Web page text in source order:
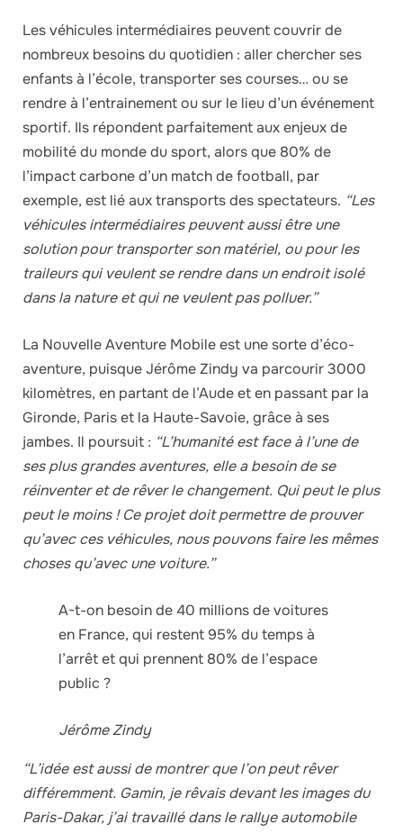
Les véhicules intermédiaires peuvent couvrir de
nombreux besoins du quotidien : aller chercher ses
enfants à l’école, transporter ses courses… ou se
rendre à l’entrainement ou sur le lieu d’un événement
sportif. Ils répondent parfaitement aux enjeux de
mobilité du monde du sport, alors que 80% de
l’impact carbone d’un match de football, par
exemple, est lié aux transports des spectateurs. “Les
véhicules intermédiaires peuvent aussi être une
solution pour transporter son matériel, ou pour les
traileurs qui veulent se rendre dans un endroit isolé
dans la nature et qui ne veulent pas polluer.”
La Nouvelle Aventure Mobile est une sorte d’éco-
aventure, puisque Jérôme Zindy va parcourir 3000
kilomètres, en partant de l’Aude et en passant par la
Gironde, Paris et la Haute-Savoie, grâce à ses
jambes. Il poursuit : “L’humanité est face à l’une de
ses plus grandes aventures, elle a besoin de se
réinventer et de rêver le changement. Qui peut le plus
peut le moins ! Ce projet doit permettre de prouver
qu’avec ces véhicules, nous pouvons faire les mêmes
choses qu’avec une voiture.”
A-t-on besoin de 40 millions de voitures
en France, qui restent 95% du temps à
l’arrêt et qui prennent 80% de l’espace
public ?
Jérôme Zindy
“L’idée est aussi de montrer que l’on peut rêver
différemment. Gamin, je rêvais devant les images du
Paris-Dakar, j’ai travaillé dans le rallye automobile